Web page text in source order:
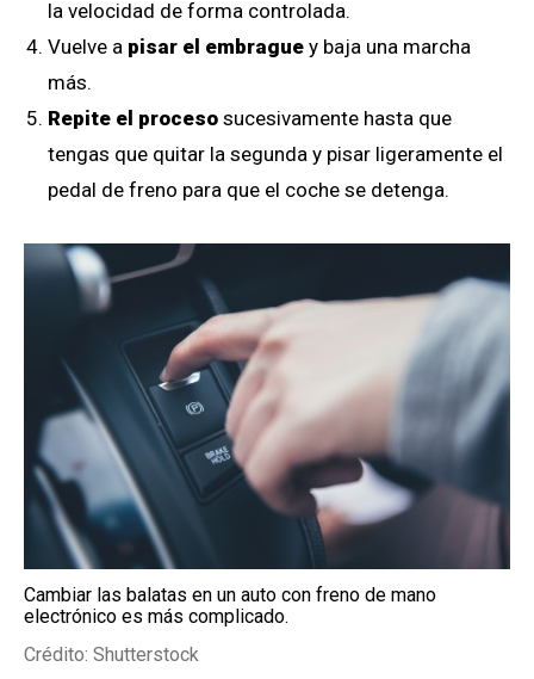
la velocidad de forma controlada.
Vuelve a pisar el embrague y baja una marcha
más.
Repite el proceso sucesivamente hasta que
tengas que quitar la segunda y pisar ligeramente el
pedal de freno para que el coche se detenga.
Cambiar las balatas en un auto con freno de mano
electrónico es más complicado.
Crédito: Shutterstock